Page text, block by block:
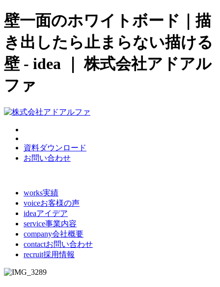
壁一面のホワイトボード｜描
き出したら止まらない描ける
壁 - idea ｜ 株式会社アドアル
ファ
資料ダウンロード
お問い合わせ
works実績
voiceお客様の声
ideaアイデア
service事業内容
company会社概要
contactお問い合わせ
recruit採用情報